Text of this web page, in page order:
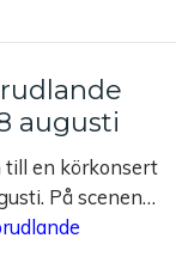
augusti
till en körkonsert
På scenen…